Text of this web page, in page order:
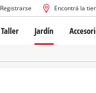
Registrarse Encontrá la
Taller
inalámbricos
de columna
Jardín
Cortadoras de
Cortadoras de